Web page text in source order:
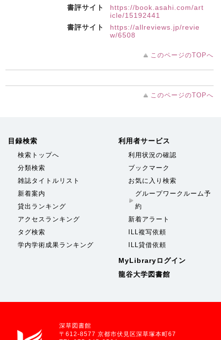
書評サイト
https://book.asahi.com/art
icle/15192441
書評サイト
https://allreviews.jp/revie
w/6508
このページのTOPへ
このページのTOPへ
目録検索
検索トップへ
分類検索
雑誌タイトルリスト
新着案内
貸出ランキング
アクセスランキング
タグ検索
学内学術成果ランキング
利用者サービス
利用状況の確認
ブックマーク
お気に入り検索
グループワークルーム予
約
新着アラート
ILL複写依頼
ILL貸借依頼
MyLibraryログイン
龍谷大学図書館
深草図書館
〒612-8577 京都市伏見区深草塚本町67